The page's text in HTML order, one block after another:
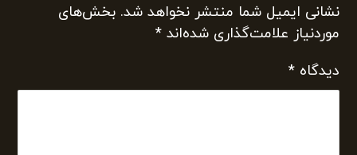
نشانی ایمیل شما منتشر نخواهد شد. بخش‌های
موردنیاز علامت‌گذاری شده‌اند*
دیدگاه*